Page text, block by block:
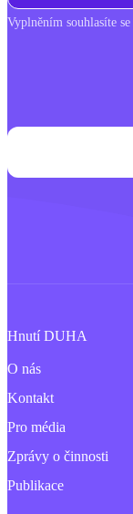
Vyplněním souhlasíte se
Hnutí DUHA
O nás
Kontakt
Pro média
Zprávy o činnosti
Publikace